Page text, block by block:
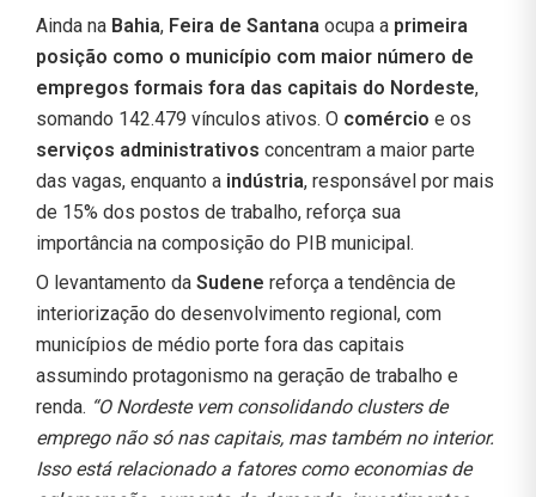
Ainda na Bahia, Feira de Santana ocupa a primeira
posição como o município com maior número de
empregos formais fora das capitais do Nordeste,
somando 142.479 vínculos ativos. O comércio e os
serviços administrativos concentram a maior parte
das vagas, enquanto a indústria, responsável por mais
de 15% dos postos de trabalho, reforça sua
importância na composição do PIB municipal.
O levantamento da Sudene reforça a tendência de
interiorização do desenvolvimento regional, com
municípios de médio porte fora das capitais
assumindo protagonismo na geração de trabalho e
renda. “O Nordeste vem consolidando clusters de
emprego não só nas capitais, mas também no interior.
Isso está relacionado a fatores como economias de